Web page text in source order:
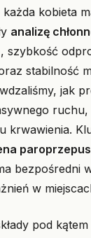
kobieta
analizę
, szybkość
stabilność
jak
krwawienia.
bezpośredni
w
pod